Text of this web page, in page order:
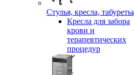
Стулья, кресла, табуреты
Кресла для забора
крови и
терапевтических
процедур